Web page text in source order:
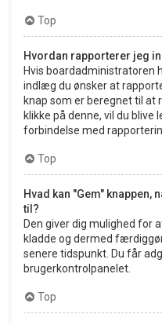
Top
Hvordan rapporterer jeg
Hvis boardadministratoren
indlæg du ønsker at
knap som er beregnet til
klikke på denne, vil du blive
forbindelse med
Top
Hvad kan "Gem"
til?
Den giver dig mulighed for
kladde og dermed
senere tidspunkt. Du får
brugerkontrolpanelet.
Top